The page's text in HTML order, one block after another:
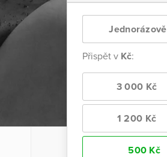
Jednorázově
Přispět v Kč:
3 000 Kč
1 200 Kč
500 Kč